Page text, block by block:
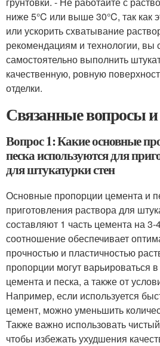
ниже 5°C или выше 30°C, так как
или ускорить схватывание
рекомендациям и технологии, вы
самостоятельно выполнить
качественную, ровную
отделки.
Связанные вопросы
Вопрос 1: Какие основные
песка используются для
для штукатурки стен
Основные пропорции цемента и
приготовления раствора для
составляют 1 часть цемента на 3-
соотношение обеспечивает
прочностью и пластичностью
пропорции могут варьироваться
цемента и песка, а также от
Например, если используется
цемент, можно уменьшить
Также важно использовать
чтобы избежать ухудшения